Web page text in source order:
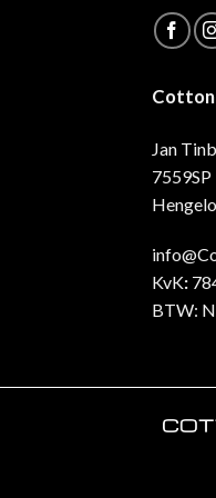
Cotton
Jan
7559SP
Hengelo
KvK:
BTW: